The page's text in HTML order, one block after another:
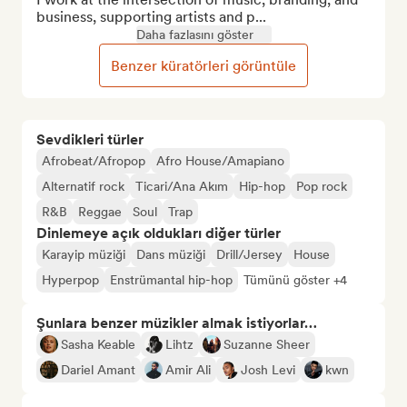
Sevdikleri türler
Afrobeat/Afropop
Afro House/Amapiano
Alternatif rock
Ticari/Ana Akım Hip-hop
Pop rock
R&B
Reggae Soul Trap
Dinlemeye açık oldukları diğer türler
Karayip müziği Dans müziği Drill/Jersey
House
Hyperpop
Enstrümantal hip-hop Tümünü göster +4
Şunlara benzer müzikler almak istiyorlar…
Sasha Keable Lihtz
Suzanne Sheer
Dariel Amant
Amir Ali Josh Levi kwn
business, supporting artists and p...
Daha fazlasını göster
Benzer küratörleri görüntüle